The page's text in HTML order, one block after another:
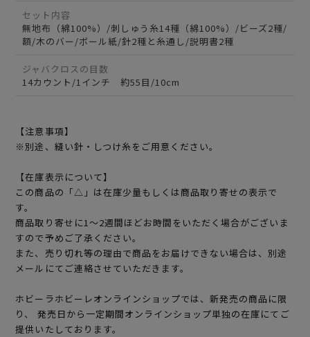
セット内容
無地布（綿100%）/刺しゅう糸14種（綿100%）/ビーズ2種/
額/木のバー/ボール紙/針2種と糸通し/説明書2種
ジャバクロスの目数
14カウント/1インチ 約55目/10cm
【注意事項】
※別途、縫い針・しつけ糸をご用意ください。
【在庫表示について】
この商品の「△」は在庫少量もしくは商品取り寄せの表示で
す。
商品取り寄せに1～2週間ほどお時間をいただく場合がございま
すので予めご了承ください。
また、売り切れ等の理由で商品をお届けできない場合は、別途
メールにてご連絡させていただきます。
ホビーラホビーレオンラインショップでは、新発売の商品に限
り、 発売日から一定期間オンラインショップ単独の在庫にてご
提供いたしております。